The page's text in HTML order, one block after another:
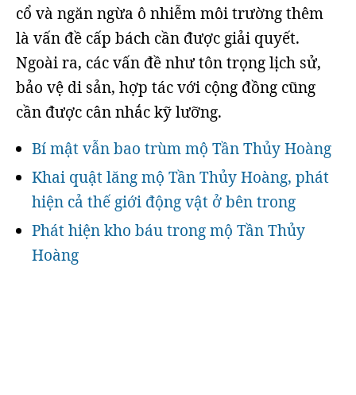
cổ và ngăn ngừa ô nhiễm môi trường thêm
là vấn đề cấp bách cần được giải quyết.
Ngoài ra, các vấn đề như tôn trọng lịch sử,
bảo vệ di sản, hợp tác với cộng đồng cũng
cần được cân nhắc kỹ lưỡng.
Bí mật vẫn bao trùm mộ Tần Thủy Hoàng
Khai quật lăng mộ Tần Thủy Hoàng, phát
hiện cả thế giới động vật ở bên trong
Phát hiện kho báu trong mộ Tần Thủy
Hoàng